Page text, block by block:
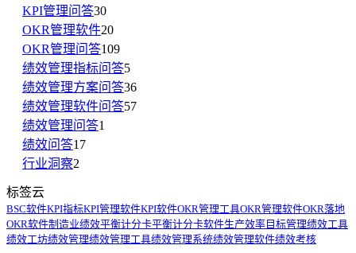
KPI管理问答30
OKR管理软件20
OKR管理问答109
绩效管理指标问答5
绩效管理方案问答36
绩效管理软件问答57
绩效管理问答1
绩效问答17
行业洞察2
标签云
BSC软件KPI指标KPI管理软件KPI软件OKR管理工具OKR管理软件OKR落地
OKR软件制造业绩效平衡计分卡平衡计分卡软件生产效率 目标管理绩效工具
绩效工坊绩效管理绩效管理工具绩效管理系统绩效管理软件绩效考核